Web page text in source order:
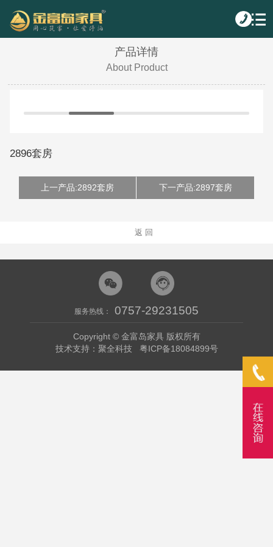
产品详情
About Product
2896套房
上一产品:2892套房 下一产品:2897套房
返 回
服务热线： 0757-29231505
Copyright © 金富岛家具 版权所有
技术支持：聚全科技
粤ICP备18084899号